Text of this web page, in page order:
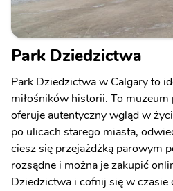
Park Dziedzictwa
Park Dziedzictwa w Calgary to
miłośników historii. To muzeum
oferuje autentyczny wgląd w
po ulicach starego miasta,
ciesz się przejażdżką parowym
rozsądne i można je zakupić
Dziedzictwa i cofnij się w czasie